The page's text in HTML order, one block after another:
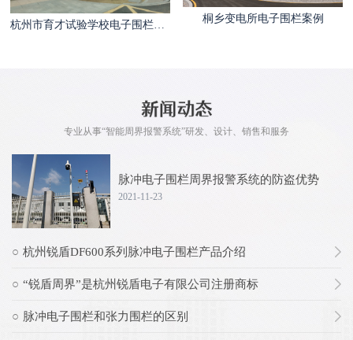
杭州市育才试验学校电子围栏案例
桐乡变电所电子围栏案例
专业从事“智能周界报警系统”研发、设计、销售和服务
脉冲电子围栏周界报警系统的防盗优势
2021-11-23
杭州锐盾DF600系列脉冲电子围栏产品介绍
“锐盾周界”是杭州锐盾电子有限公司注册商标
脉冲电子围栏和张力围栏的区别